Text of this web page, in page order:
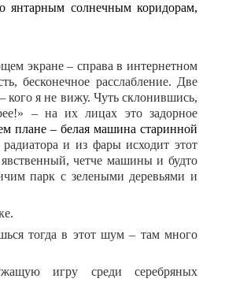
янтарным солнечным коридорам,
экране – справа в интернетном
бесконечное расслабление. Две
кого я не вижу. Чуть склонившись,
– на их лицах это задорное
плане – белая машина старинной
и из фары исходит этот
явственный, четче машины и будто
парк с зелеными деревьями и
картинке.
тогда в этот шум – там много
игру среди серебряных